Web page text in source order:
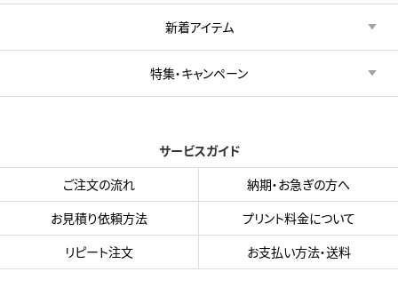
新着アイテム
特集・キャンペーン
サービスガイド
ご注文の流れ
納期・お急ぎの方へ
お見積り依頼方法
プリント料金について
リピート注文
お支払い方法・送料